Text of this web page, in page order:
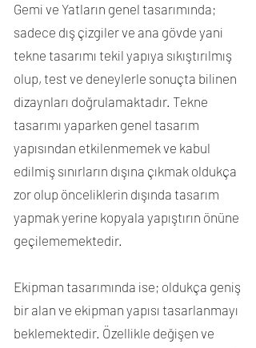
Gemi ve Yatların genel tasarımında;
sadece dış çizgiler ve ana gövde yani
tekne tasarımı tekil yapıya sıkıştırılmış
olup, test ve deneylerle sonuçta bilinen
dizaynları doğrulamaktadır. Tekne
tasarımı yaparken genel tasarım
yapısından etkilenmemek ve kabul
edilmiş sınırların dışına çıkmak oldukça
zor olup önceliklerin dışında tasarım
yapmak yerine kopyala yapıştırın önüne
geçilememektedir.
Ekipman tasarımında ise; oldukça geniş
bir alan ve ekipman yapısı tasarlanmayı
beklemektedir. Özellikle değişen ve